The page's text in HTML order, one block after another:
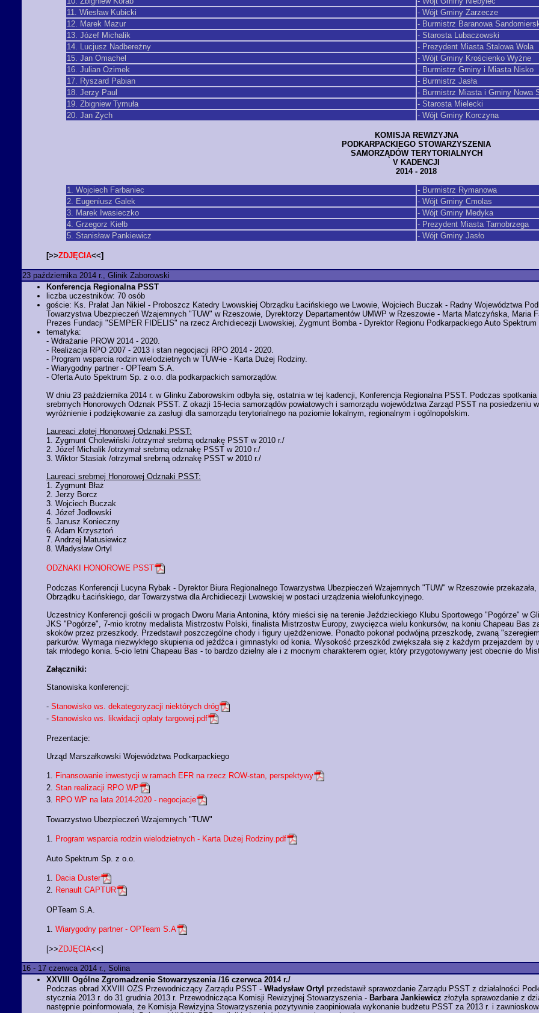
11. Wiesław Kubicki
- Wójt Gminy Zarzecze
12. Marek Mazur
- Burmistrz Baranowa
13. Józef Michalik
- Starosta Lubaczowski
14. Lucjusz Nadbereżny
- Prezydent Miasta Stalowa Wola
15. Jan Omachel
- Wójt Gminy Krościenko Wyżne
16. Julian Ozimek
- Burmistrz Gminy i Miasta Nisko
17. Ryszard Pabian
- Burmistrz Jasła
18. Jerzy Paul
- Burmistrz Miasta i Gminy Nowa
19. Zbigniew Tymuła
- Starosta Mielecki
20. Jan Zych
- Wójt Gminy Korczyna
KOMISJA REWIZYJNA
PODKARPACKIEGO STOWARZYSZENIA
SAMORZĄDÓW TERYTORIALNYCH
V KADENCJI
2014 - 2018
1. Wojciech Farbaniec
- Burmistrz Rymanowa
2. Eugeniusz Galek
- Wójt Gminy Cmolas
3. Marek Iwasieczko
- Wójt Gminy Medyka
4. Grzegorz Kiełb
- Prezydent Miasta Tarnobrzega
5. Stanisław Pankiewicz
- Wójt Gminy Jasło
[>>ZDJĘCIA<<]
23 października 2014 r., Glinik Zaborowski
Konferencja Regionalna PSST
liczba uczestników: 70 osób
goście: Ks. Prałat Jan Nikiel - Proboszcz Katedry Lwowskiej Obrządku Łacińskiego we Lwowie, Wojciech Buczak - Radny Województwa
Towarzystwa Ubezpieczeń Wzajemnych "TUW" w Rzeszowie, Dyrektorzy Departamentów UMWP w Rzeszowie - Marta Matczyńska,
Prezes Fundacji "SEMPER FIDELIS" na rzecz Archidiecezji Lwowskiej, Zygmunt Bomba - Dyrektor Regionu Podkarpackiego Auto
tematyka:
- Wdrażanie PROW 2014 - 2020.
- Realizacja RPO 2007 - 2013 i stan negocjacji RPO 2014 - 2020.
- Program wsparcia rodzin wielodzietnych w TUW-ie - Karta Dużej Rodziny.
- Wiarygodny partner - OPTeam S.A.
- Oferta Auto Spektrum Sp. z o.o. dla podkarpackich samorządów.
W dniu 23 października 2014 r. w Glinku Zaborowskim odbyła się, ostatnia w tej kadencji, Konferencja Regionalna PSST. Podczas
srebrnych Honorowych Odznak PSST. Z okazji 15-lecia samorządów powiatowych i samorządu województwa Zarząd PSST na posiedzeniu
wyróżnienie i podziękowanie za zasługi dla samorządu terytorialnego na poziomie lokalnym, regionalnym i ogólnopolskim.
Laureaci złotej Honorowej Odznaki PSST:
1. Zygmunt Cholewiński /otrzymał srebrną odznakę PSST w 2010 r./
2. Józef Michalik /otrzymał srebrną odznakę PSST w 2010 r./
3. Wiktor Stasiak /otrzymał srebrną odznakę PSST w 2010 r./
Laureaci srebrnej Honorowej Odznaki PSST:
1. Zygmunt Błaż
2. Jerzy Borcz
3. Wojciech Buczak
4. Józef Jodłowski
5. Janusz Konieczny
6. Adam Krzysztoń
7. Andrzej Matusiewicz
8. Władysław Ortyl
ODZNAKI HONOROWE PSST
Podczas Konferencji Lucyna Rybak - Dyrektor Biura Regionalnego Towarzystwa Ubezpieczeń Wzajemnych "TUW" w Rzeszowie
Obrządku Łacińskiego, dar Towarzystwa dla Archidiecezji Lwowskiej w postaci urządzenia wielofunkcyjnego.
Uczestnicy Konferencji gościli w progach Dworu Maria Antonina, który mieści się na terenie Jeździeckiego Klubu Sportowego "Pogórze" w
JKS "Pogórze", 7-mio krotny medalista Mistrzostw Polski, finalista Mistrzostw Europy, zwycięzca wielu konkursów, na koniu Chapeau Bas
skoków przez przeszkody. Przedstawił poszczególne chody i figury ujeżdżeniowe. Ponadto pokonał podwójną przeszkodę, zwaną
parkurów. Wymaga niezwykłego skupienia od jeźdźca i gimnastyki od konia. Wysokość przeszkód zwiększała się z każdym przejazdem
tak młodego konia. 5-cio letni Chapeau Bas - to bardzo dzielny ale i z mocnym charakterem ogier, który przygotowywany jest obecnie do
Załączniki:
Stanowiska konferencji:
- Stanowisko ws. dekategoryzacji niektórych dróg
- Stanowisko ws. likwidacji opłaty targowej.pdf
Prezentacje:
Urząd Marszałkowski Województwa Podkarpackiego
1. Finansowanie inwestycji w ramach EFR na rzecz ROW-stan, perspektywy
2. Stan realizacji RPO WP
3. RPO WP na lata 2014-2020 - negocjacje
Towarzystwo Ubezpieczeń Wzajemnych "TUW"
1. Program wsparcia rodzin wielodzietnych - Karta Dużej Rodziny.pdf
Auto Spektrum Sp. z o.o.
1. Dacia Duster
2. Renault CAPTUR
OPTeam S.A.
1. Wiarygodny partner - OPTeam S.A
[>>ZDJĘCIA<<]
16 - 17 czerwca 2014 r., Solina
XXVIII Ogólne Zgromadzenie Stowarzyszenia /16 czerwca 2014 r./
Podczas obrad XXVIII OZS Przewodniczący Zarządu PSST - Władysław Ortyl przedstawił sprawozdanie Zarządu PSST z działalności
stycznia 2013 r. do 31 grudnia 2013 r. Przewodnicząca Komisji Rewizyjnej Stowarzyszenia - Barbara Jankiewicz złożyła sprawozdanie z
następnie poinformowała, że Komisja Rewizyjna Stowarzyszenia pozytywnie zaopiniowała wykonanie budżetu PSST za 2013 r. i